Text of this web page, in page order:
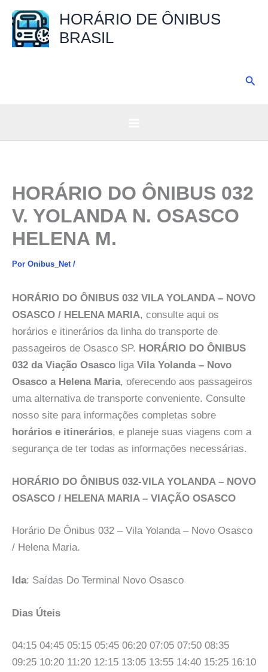
para
HORÁRIO DE ÔNIBUS
BRASIL
HORÁRIO DO ÔNIBUS 032
V. YOLANDA N. OSASCO
HELENA M.
Por Onibus_Net /
HORÁRIO DO ÔNIBUS 032 VILA YOLANDA – NOVO
OSASCO / HELENA MARIA, consulte aqui os
horários e itinerários da linha do transporte de
passageiros de Osasco SP. HORÁRIO DO ÔNIBUS
032 da Viação Osasco liga Vila Yolanda – Novo
Osasco a Helena Maria, oferecendo aos passageiros
uma alternativa de transporte conveniente. Consulte
nosso site para informações completas sobre
horários e itinerários, e planeje suas viagens com a
segurança de ter todas as informações necessárias.
HORÁRIO DO ÔNIBUS 032-VILA YOLANDA – NOVO
OSASCO / HELENA MARIA – VIAÇÃO OSASCO
Horário De Ônibus 032 – Vila Yolanda – Novo Osasco
/ Helena Maria.
Ida: Saídas Do Terminal Novo Osasco
Dias Úteis
04:15 04:45 05:15 05:45 06:20 07:05 07:50 08:35
09:25 10:20 11:20 12:15 13:05 13:55 14:40 15:25 16:10